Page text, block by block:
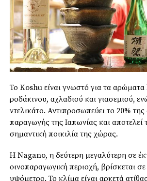
Το Koshu είναι γνωστό για τα αρώματα
ροδάκινου, αχλαδιού και γιασεμιού,
ντελικάτο. Αντιπροσωπεύει το 20%
παραγωγής της Ιαπωνίας και αποτελεί
σημαντική ποικιλία της χώρας.
Η Nagano, η δεύτερη μεγαλύτερη σε
οινοπαραγωγική περιοχή, βρίσκεται
υψόμετρο. Το κλίμα είναι αρκετά